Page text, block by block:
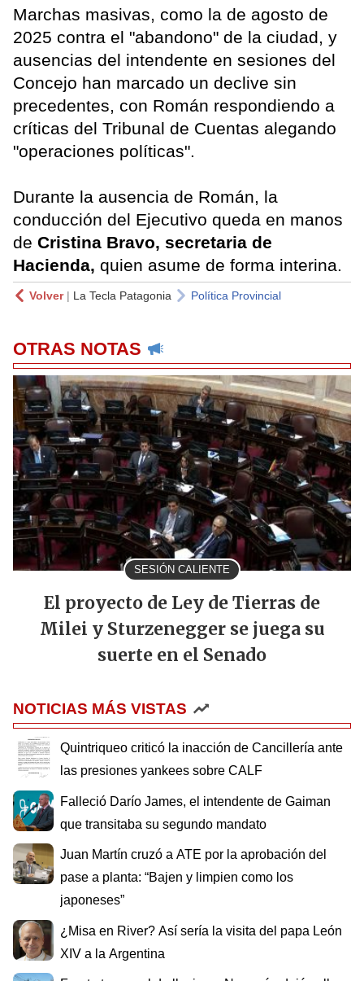
Marchas masivas, como la de agosto de
2025 contra el "abandono" de la ciudad, y
ausencias del intendente en sesiones del
Concejo han marcado un declive sin
precedentes, con Román respondiendo a
críticas del Tribunal de Cuentas alegando
"operaciones políticas".
Durante la ausencia de Román, la
conducción del Ejecutivo queda en manos
de Cristina Bravo, secretaria de
Hacienda, quien asume de forma interina.
Volver| La Tecla Patagonia Política Provincial
OTRAS NOTAS
SESIÓN CALIENTE
El proyecto de Ley de Tierras de
Milei y Sturzenegger se juega su
suerte en el Senado
NOTICIAS MÁS VISTAS
Quintriqueo criticó la inacción de Cancillería ante
las presiones yankees sobre CALF
Falleció Darío James, el intendente de Gaiman
que transitaba su segundo mandato
Juan Martín cruzó a ATE por la aprobación del
pase a planta: “Bajen y limpien como los
japoneses”
¿Misa en River? Así sería la visita del papa León
XIV a la Argentina